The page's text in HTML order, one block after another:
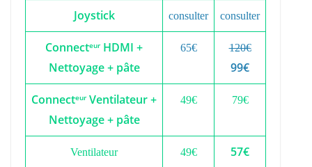
Joystick consulter consulter
Connecteur HDMI +
Nettoyage + pâte
65€ 120€
99€
Connecteur Ventilateur +
Nettoyage + pâte
49€ 79€
Ventilateur 49€ 57€